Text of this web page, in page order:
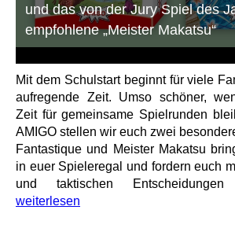
und das von der Jury Spiel des
empfohlene „Meister Makatsu“
Mit dem Schulstart beginnt für viele
aufregende Zeit. Umso schöner,
Zeit für gemeinsame Spielrunden
AMIGO stellen wir euch zwei
Fantastique und Meister Makatsu
in euer Spieleregal und fordern euch
und taktischen
weiterlesen